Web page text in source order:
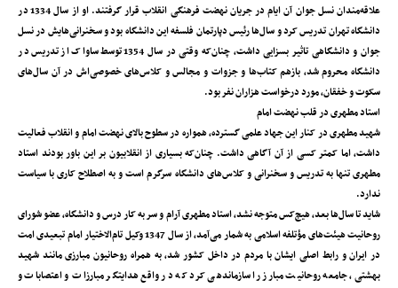
علاقه‌مندان نسل جوان آن ایام در جریان نهضت فرهنگی انقلاب قرار گرفتند. او از سال 1334 در
دانشگاه تهران تدریس کرد و سال‌ها رئیس‌ دپارتمان فلسفه این دانشگاه بود و سخنرانی‌هایش در نسل
جوان و دانشگاهی تاثیر بسزایی داشت‌، چنان‌که وقتی در سال 1354 توسط ساواک از تدریس در
دانشگاه محروم شد، بازهم کتاب‌ها و جزوات و مجالس و کلاس‌های خصوصی‌اش در آن سال‌های
سکوت و خفقان، مورد درخواست هزاران نفر بود.
استاد مطهری در قلب نهضت امام
شهید مطهری در کنار این جهاد علمی‌ گسترده‌، همواره در سطوح بالای نهضت امام و انقلاب فعالیت
داشت‌، اما کمتر کسی از آن آگاهی داشت. چنان‌که بسیاری از انقلابیون بر این باور بودند استاد
مطهری تنها به تدریس و سخنرانی و کلاس‌های دانشگاه سرگرم است و به اصطلاح کاری با سیاست
ندارد.
شاید تا سال‌ها بعد‌، هیچ‌کس متوجه نشد‌، استاد مطهری آرام و سر به کار درس و دانشگاه‌، عضو شورای
روحانیت هیئت‌های مؤتلفه اسلامی به شمار می‌آمد، از سال 1347 وکیل تام‌الاختیار امام تبعیدی امت
در ایران و رابط اصلی ایشان با مردم در داخل کشور شد، به همراه روحانیون مبارزی مانند شهید
بهشتی، جامعه روحانیت مبارز را سازماندهی کرد که در واقع هدایتگر مبارزات و اعتصابات و